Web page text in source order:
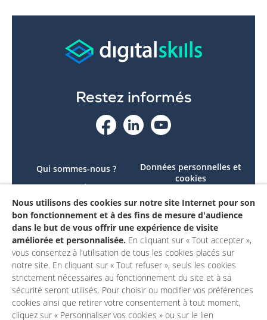
Restez informés
Qui sommes-nous ?
Le projet
Contactez-nous
Mon compte
Données personnelles et
cookies
conforme
Mentions légales
Nous utilisons des cookies sur notre site Internet pour son
bon fonctionnement et à des fins de mesure d'audience
dans le but de vous offrir une expérience de visite
améliorée et personnalisée. En cliquant sur « Tout accepter »,
vous consentez à l'utilisation de tous les cookies placés sur
notre site. En cliquant sur « Tout refuser », seuls les cookies
strictement nécessaires au fonctionnement du site et à sa
sécurité seront utilisés. Pour choisir ou modifier vos préférences
cookies ainsi que retirer votre consentement à tout moment,
cliquez sur « Personnaliser vos cookies » ou sur le lien